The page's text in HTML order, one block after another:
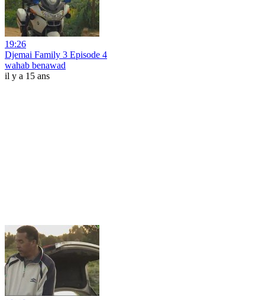
19:26
Djemai Family 3 Episode 4
wahab benawad
il y a 15 ans